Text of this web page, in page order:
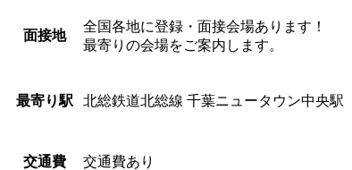
面接地
全国各地に登録・面接会場あります！
最寄りの会場をご案内します。
最寄り駅 北総鉄道北総線 千葉ニュータウン中央駅
交通費 交通費あり